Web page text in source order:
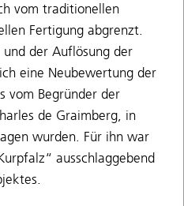
vom traditionellen
Fertigung abgrenzt.
der Auflösung der
eine Neubewertung der
vom Begründer der
de Graimberg, in
wurden. Für ihn war
ausschlaggebend